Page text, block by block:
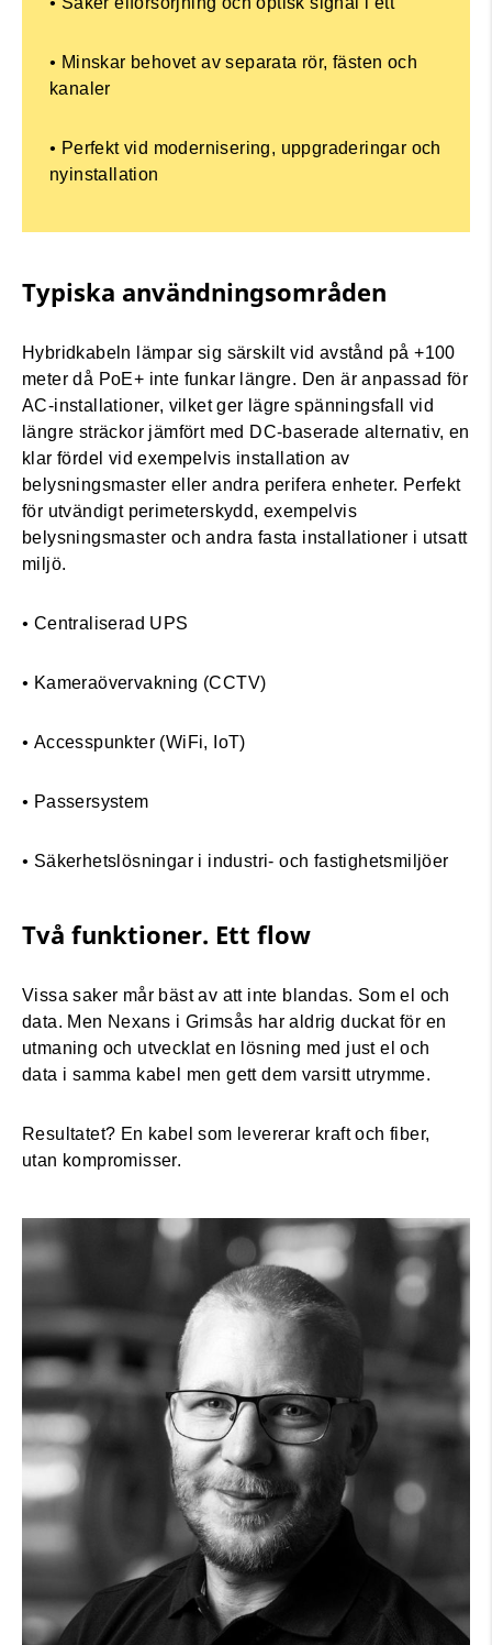
• Minskar behovet av separata rör, fästen och
kanaler
• Perfekt vid modernisering, uppgraderingar och
nyinstallation
Typiska användningsområden
Hybridkabeln lämpar sig särskilt vid avstånd på +100
meter då PoE+ inte funkar längre. Den är anpassad för
AC-installationer, vilket ger lägre spänningsfall vid
längre sträckor jämfört med DC-baserade alternativ, en
klar fördel vid exempelvis installation av
belysningsmaster eller andra perifera enheter. Perfekt
för utvändigt perimeterskydd, exempelvis
belysningsmaster och andra fasta installationer i utsatt
miljö.
• Centraliserad UPS
• Kameraövervakning (CCTV)
• Accesspunkter (WiFi, IoT)
• Passersystem
• Säkerhetslösningar i industri- och fastighetsmiljöer
Två funktioner. Ett flow
Vissa saker mår bäst av att inte blandas. Som el och
data. Men Nexans i Grimsås har aldrig duckat för en
utmaning och utvecklat en lösning med just el och
data i samma kabel men gett dem varsitt utrymme.
Resultatet? En kabel som levererar kraft och fiber,
utan kompromisser.